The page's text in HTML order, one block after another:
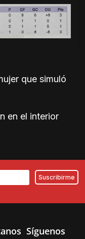
que simuló
en el interior
Síguenos